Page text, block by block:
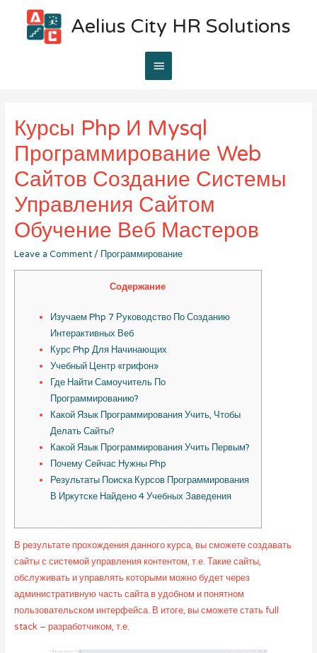
Aelius City HR Solutions
Main
Курсы Php И Mysql
Программирование Web
Сайтов Создание Системы
Управления Сайтом
Обучение Веб Мастеров
Leave a Comment / Программирование
Содержание
Изучаем Php 7 Руководство По Созданию
Интерактивных Веб
Курс Php Для Начинающих
Учебный Центр «грифон»
Где Найти Самоучитель По
Программированию?
Какой Язык Программирования Учить, Чтобы
Делать Сайты?
Какой Язык Программирования Учить Первым?
Почему Сейчас Нужны Php
Результаты Поиска Курсов Программирования
В Иркутске Найдено 4 Учебных Заведения
В результате прохождения данного курса, вы сможете создавать
сайты с системой управления контентом, т.е. Такие сайты,
обслуживать и управлять которыми можно будет через
административную часть сайта в удобном и понятном
пользовательском интерфейса. В итоге, вы сможете стать full
stack – разработчиком, т.е.